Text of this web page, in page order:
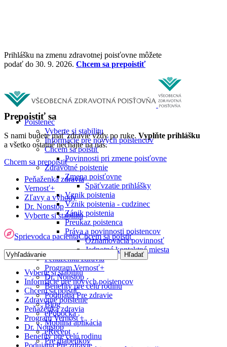
Prihlášku na zmenu zdravotnej poisťovne môžete
podať do 30. 9. 2026. Chcem sa prepoistiť
Poistenec
Vyberte si stabilitu
Informácie pre nových poistencov
Chcem sa poistiť
Povinnosti pri zmene poisťovne
Zdravotné poistenie
Zmena poisťovne
Späťvzatie prihlášky
Vznik poistenia
Vznik poistenia - cudzinec
Zánik poistenia
Preukaz poistenca
Práva a povinnosti poistencov
Oznamovacia povinnosť
Jednotné kontaktné miesta
Peňaženka zdravia
Program Vernosť+
Dr. Nonstop
Benefity pre celú rodinu
Podujatia Pre zdravie
Blog
ePobočka
Mobilná aplikácia
eRecept
Pre diabetikov
Prepoistiť sa
S nami budete mať zdravie vždy po ruke. Vyplňte prihlášku
a všetko ostatné nechajte na nás.
Chcem sa prepoistiť
Peňaženka zdravia
Vernosť+
Zľavy a výhody
Dr. Nonstop
Vyberte si stabilitu
Sprievodca pacientaChcem sa poistiť
Vyberte si stabilitu
Informácie pre nových poistencov
Chcem sa poistiť
Zdravotné poistenie
Peňaženka zdravia
Program Vernosť+
Dr. Nonstop
Benefity pre celú rodinu